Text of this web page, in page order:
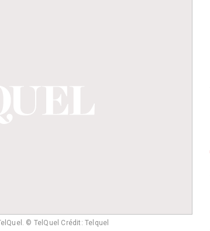
© TelQuel Crédit: Telquel